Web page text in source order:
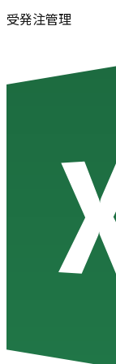
受発注管理